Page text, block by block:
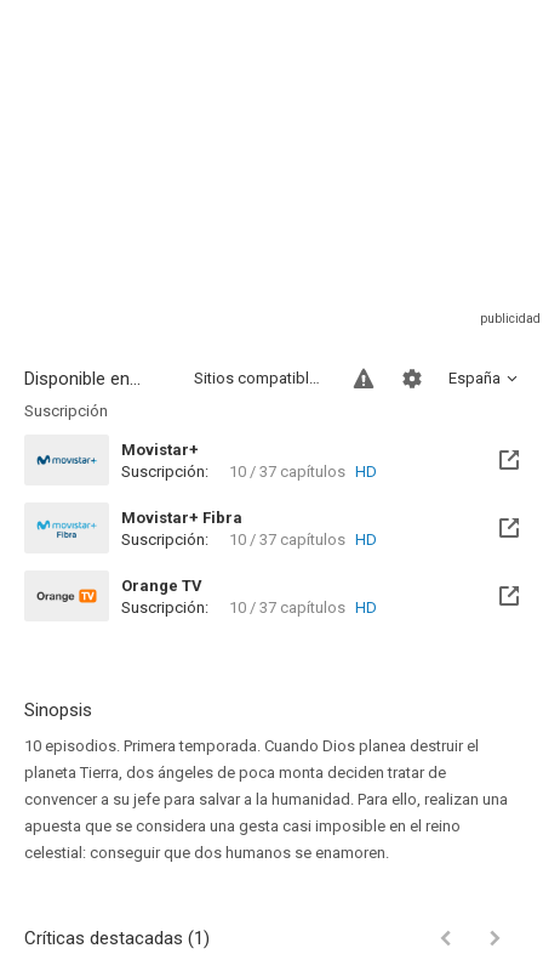
Disponible en... España
Sitios compatibles
Suscripción
Movistar+
Disponible hasta el Jue, 31 Dic 2026 (Quedan 4 meses)
Suscripción: 10 / 37 capítulos HD
Movistar+ Fibra
Disponible hasta el Jue, 31 Dic 2026 (Quedan 4 meses)
Suscripción: 10 / 37 capítulos HD
Orange TV
Disponible hasta el Jue, 31 Dic 2026 (Quedan 4 meses)
Suscripción: 10 / 37 capítulos HD
Sinopsis
10 episodios. Primera temporada. Cuando Dios planea destruir el
planeta Tierra, dos ángeles de poca monta deciden tratar de
convencer a su jefe para salvar a la humanidad. Para ello, realizan una
apuesta que se considera una gesta casi imposible en el reino
celestial: conseguir que dos humanos se enamoren.
Críticas destacadas (1)